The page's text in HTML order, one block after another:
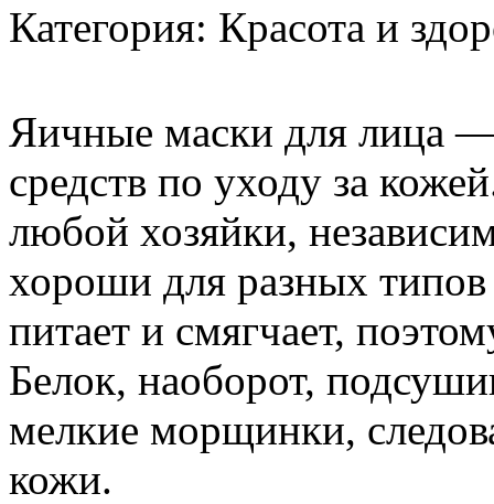
Категория: Красота и
Яичные маски для лица
средств по уходу за
любой хозяйки,
хороши для разных
питает и смягчает,
Белок, наоборот,
мелкие морщинки,
кожи.